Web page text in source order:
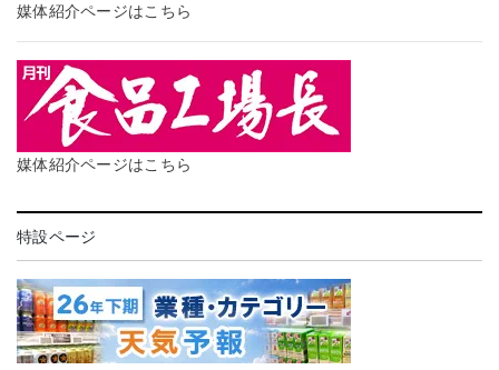
媒体紹介ページはこちら
媒体紹介ページはこちら
特設ページ